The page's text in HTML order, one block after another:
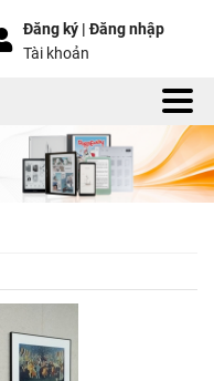
Đăng ký |Đăng nhập
Tài khoản